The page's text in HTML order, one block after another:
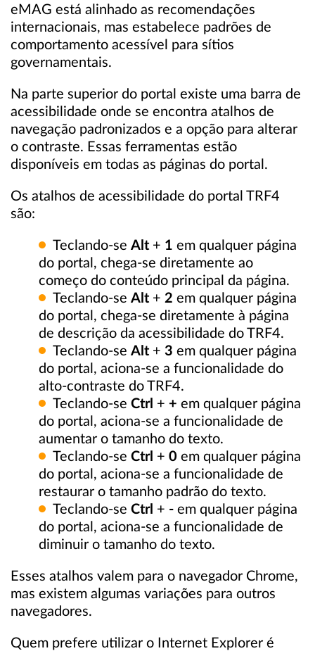
eMAG está alinhado as recomendações
internacionais, mas estabelece padrões de
comportamento acessível para sítios
governamentais.
Na parte superior do portal existe uma barra de
acessibilidade onde se encontra atalhos de
navegação padronizados e a opção para alterar
o contraste. Essas ferramentas estão
disponíveis em todas as páginas do portal.
Os atalhos de acessibilidade do portal TRF4
são:
Teclando-se Alt + 1 em qualquer página
do portal, chega-se diretamente ao
começo do conteúdo principal da página.
Teclando-se Alt + 2 em qualquer página
do portal, chega-se diretamente à página
de descrição da acessibilidade do TRF4.
Teclando-se Alt + 3 em qualquer página
do portal, aciona-se a funcionalidade do
alto-contraste do TRF4.
Teclando-se Ctrl + + em qualquer página
do portal, aciona-se a funcionalidade de
aumentar o tamanho do texto.
Teclando-se Ctrl + 0 em qualquer página
do portal, aciona-se a funcionalidade de
restaurar o tamanho padrão do texto.
Teclando-se Ctrl + - em qualquer página
do portal, aciona-se a funcionalidade de
diminuir o tamanho do texto.
Esses atalhos valem para o navegador Chrome,
mas existem algumas variações para outros
navegadores.
Quem prefere utilizar o Internet Explorer é